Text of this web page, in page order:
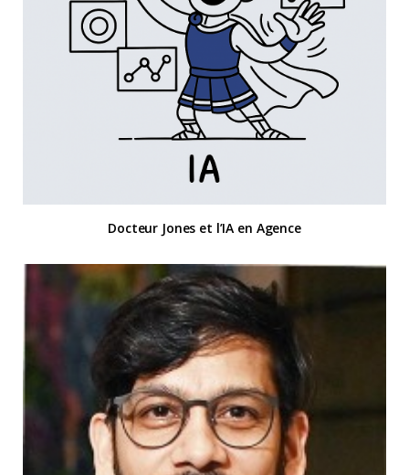
Docteur Jones et l’IA en Agence